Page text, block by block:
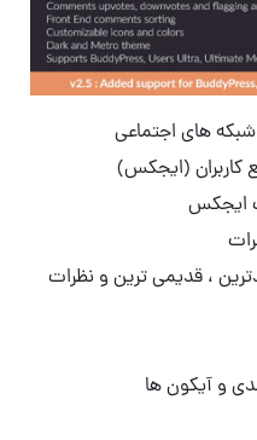
شبکه های اجتماعی
کاربران (ایجکس)
ایجکس
، قدیمی ترین و نظرات
و آیکون ها